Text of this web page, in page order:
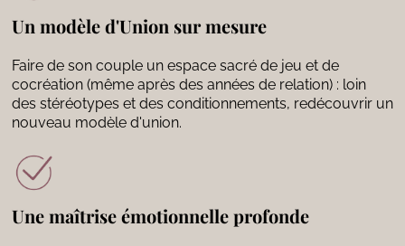
Un modèle d'Union sur mesure
Faire de son couple un espace sacré de jeu et de
cocréation (même après des années de relation) : loin
des stéréotypes et des conditionnements, redécouvrir un
nouveau modèle d'union.
Une maîtrise émotionnelle profonde